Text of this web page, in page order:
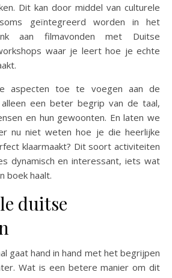
Dit kan door middel van culturele
geïntegreerd worden in het
aan filmavonden met Duitse
waar je leert hoe je echte
aspecten toe te voegen aan de
een beter begrip van de taal,
en hun gewoonten. En laten we
nu niet weten hoe je die heerlijke
klaarmaakt? Dit soort activiteiten
dynamisch en interessant, iets wat
boek haalt.
duitse
gaat hand in hand met het begrijpen
Wat is een betere manier om dit